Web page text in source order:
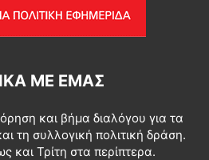
ΜΕ ΕΜΆΣ
και βήμα διαλόγου για τα
τη συλλογική πολιτική δράση.
και Τρίτη στα περίπτερα.